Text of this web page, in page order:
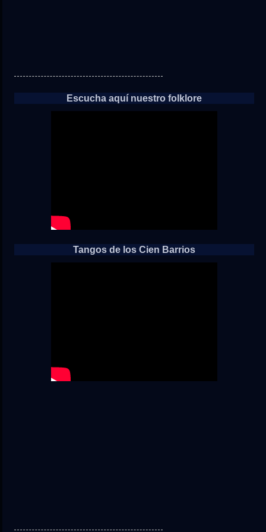
Escucha aquí nuestro folklore
Tangos de los Cien Barrios